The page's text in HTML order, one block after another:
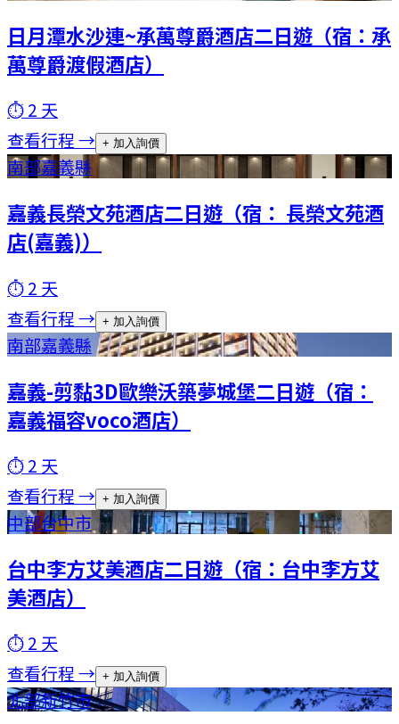
日月潭水沙連~承萬尊爵酒店二日遊（宿：承
萬尊爵渡假酒店）
⏱2 天
查看行程 → + 加入詢價
南部嘉義縣
嘉義長榮文苑酒店二日遊（宿： 長榮文苑酒
店(嘉義)）
⏱2 天
查看行程 → + 加入詢價
南部嘉義縣
嘉義-剪黏3D歐樂沃築夢城堡二日遊（宿：
嘉義福容voco酒店）
⏱2 天
查看行程 → + 加入詢價
中部台中市
台中李方艾美酒店二日遊（宿：台中李方艾
美酒店）
⏱2 天
查看行程 → + 加入詢價
北部新竹市